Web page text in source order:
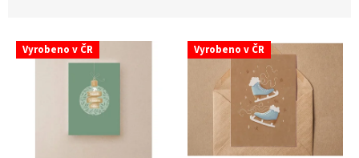
nV
ý Vyrobeno v ČR Vyrobeno v ČR